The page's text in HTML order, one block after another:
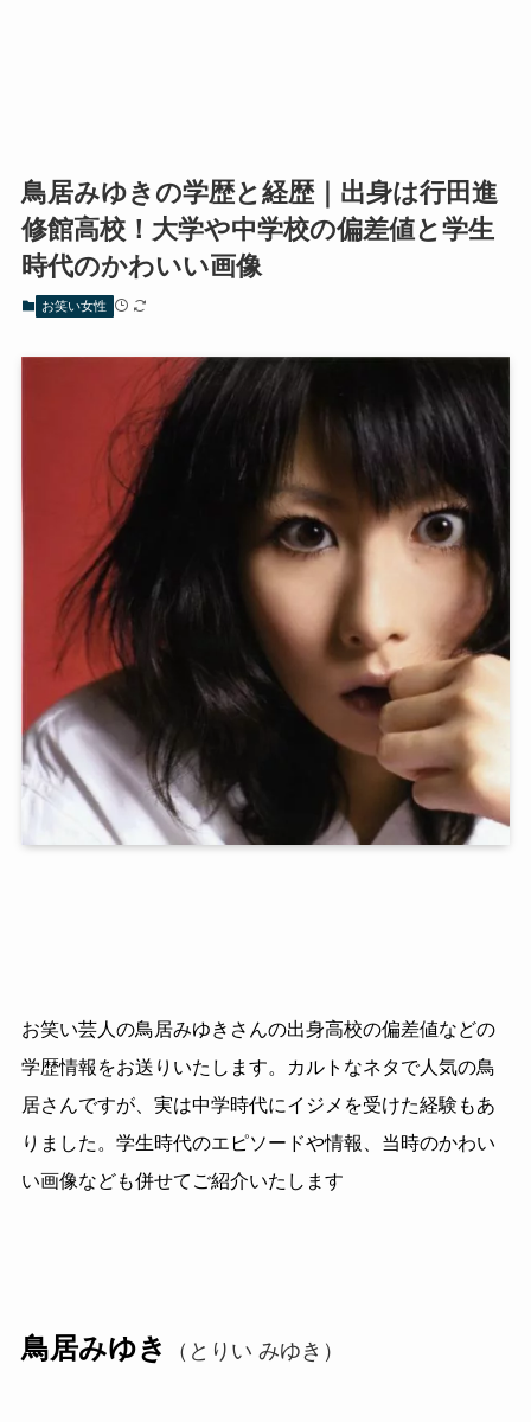
鳥居みゆきの学歴と経歴｜出身は行田進
修館高校！大学や中学校の偏差値と学生
時代のかわいい画像
お笑い女性
お笑い芸人の鳥居みゆきさんの出身高校の偏差値などの
学歴情報をお送りいたします。カルトなネタで人気の鳥
居さんですが、実は中学時代にイジメを受けた経験もあ
りました。学生時代のエピソードや情報、当時のかわい
い画像なども併せてご紹介いたします
鳥居みゆき （とりい みゆき）